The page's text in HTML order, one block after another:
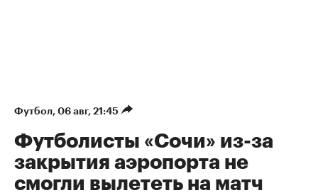
Футбол⁠, 06 авг, 21:45
Футболисты «Сочи» из-за
закрытия аэропорта не
смогли вылететь на матч